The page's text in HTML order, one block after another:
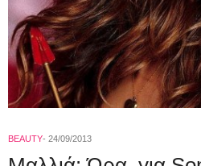
BEAUTY 24/09/2013